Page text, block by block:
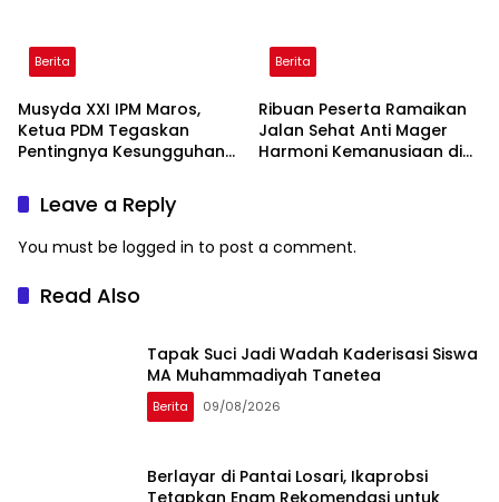
Berita
Musyda XXI IPM Maros,
Ketua PDM Tegaskan
Pentingnya Kesungguhan
Berita
Ribuan Peserta Ramaikan
Jalan Sehat Anti Mager
Harmoni Kemanusiaan di
Leave a Reply
You must be logged in to post a comment.
Read Also
Tapak Suci Jadi Wadah Kaderisasi Siswa
MA Muhammadiyah Tanetea
Berita 09/08/2026
Berlayar di Pantai Losari, Ikaprobsi